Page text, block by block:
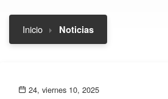
Inicio Noticias
24, viernes 10, 2025